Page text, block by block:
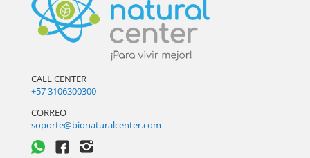
CALL CENTER
+57 3106300300
CORREO
soporte@bionaturalcenter.com